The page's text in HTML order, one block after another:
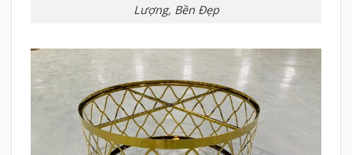
Lượng, Bền Đẹp